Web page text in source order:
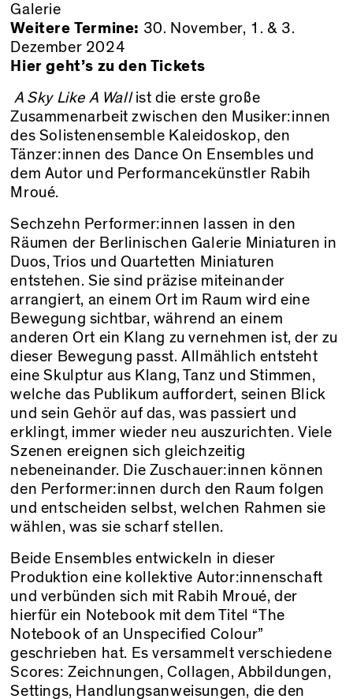
Galerie
Weitere Termine: 30. November, 1. & 3.
Dezember 2024
Hier geht’s zu den Tickets
A Sky Like A Wallist die erste große
Zusammenarbeit zwischen den Musiker:innen
des Solistenensemble Kaleidoskop, den
Tänzer:innen des Dance On Ensembles und
dem Autor und Performancekünstler Rabih
Mroué.
Sechzehn Performer:innen lassen in den
Räumen der Berlinischen Galerie Miniaturen in
Duos, Trios und Quartetten Miniaturen
entstehen. Sie sind präzise miteinander
arrangiert, an einem Ort im Raum wird eine
Bewegung sichtbar, während an einem
anderen Ort ein Klang zu vernehmen ist, der zu
dieser Bewegung passt. Allmählich entsteht
eine Skulptur aus Klang, Tanz und Stimmen,
welche das Publikum auffordert, seinen Blick
und sein Gehör auf das, was passiert und
erklingt, immer wieder neu auszurichten. Viele
Szenen ereignen sich gleichzeitig
nebeneinander. Die Zuschauer:innen können
den Performer:innen durch den Raum folgen
und entscheiden selbst, welchen Rahmen sie
wählen, was sie scharf stellen.
Beide Ensembles entwickeln in dieser
Produktion eine kollektive Autor:innenschaft
und verbünden sich mit Rabih Mroué, der
hierfür ein Notebook mit dem Titel “The
Notebook of an Unspecified Colour”
geschrieben hat. Es versammelt verschiedene
Scores: Zeichnungen, Collagen, Abbildungen,
Settings, Handlungsanweisungen, die den